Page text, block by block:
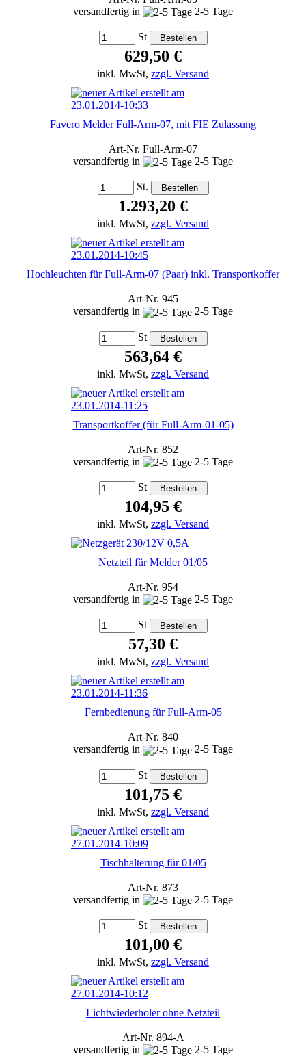
versandfertig in
2-5 Tage
St
629,50 €
inkl. MwSt, zzgl. Versand
Favero Melder Full-Arm-07, mit FIE Zulassung
Art-Nr. Full-Arm-07
versandfertig in
2-5 Tage
St.
1.293,20 €
inkl. MwSt, zzgl. Versand
Hochleuchten für Full-Arm-07 (Paar) inkl. Transportkoffer
Art-Nr. 945
versandfertig in
2-5 Tage
St
563,64 €
inkl. MwSt, zzgl. Versand
Transportkoffer (für Full-Arm-01-05)
Art-Nr. 852
versandfertig in
2-5 Tage
St
104,95 €
inkl. MwSt, zzgl. Versand
Netzteil für Melder 01/05
Art-Nr. 954
versandfertig in
2-5 Tage
St
57,30 €
inkl. MwSt, zzgl. Versand
Fernbedienung für Full-Arm-05
Art-Nr. 840
versandfertig in
2-5 Tage
St
101,75 €
inkl. MwSt, zzgl. Versand
Tischhalterung für 01/05
Art-Nr. 873
versandfertig in
2-5 Tage
St
101,00 €
inkl. MwSt, zzgl. Versand
Lichtwiederholer ohne Netzteil
Art-Nr. 894-A
versandfertig in
2-5 Tage